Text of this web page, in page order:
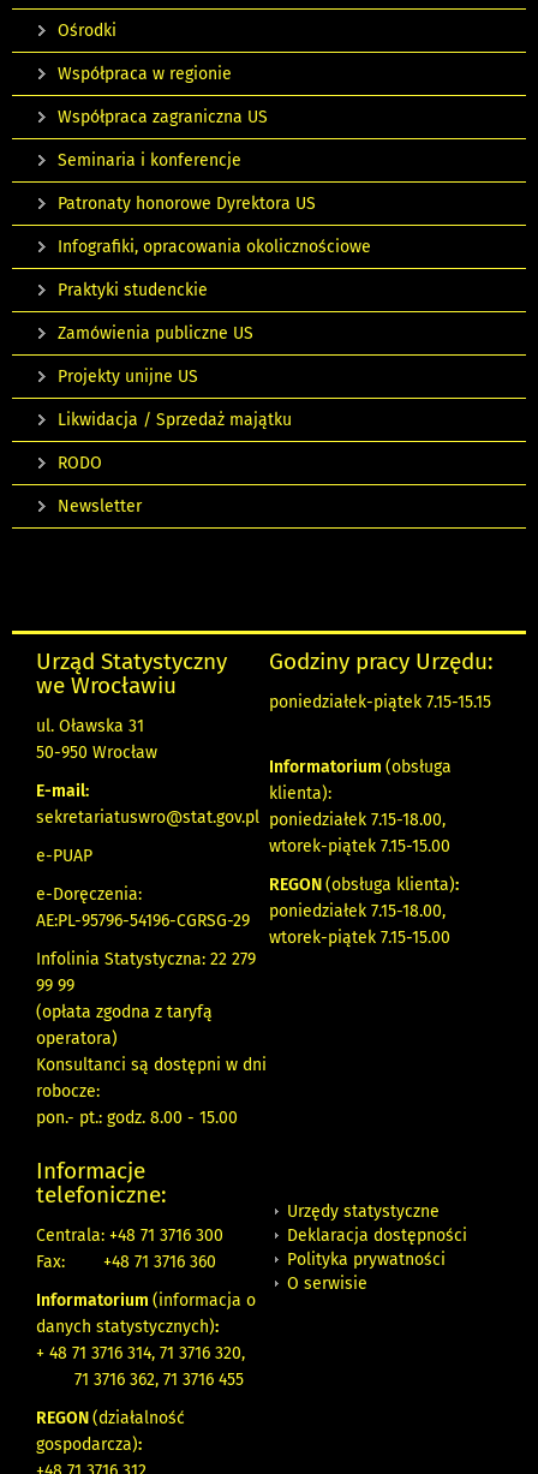
Ośrodki
Współpraca w regionie
Współpraca zagraniczna US
Seminaria i konferencje
Patronaty honorowe Dyrektora US
Infografiki, opracowania okolicznościowe
Praktyki studenckie
Zamówienia publiczne US
Projekty unijne US
Likwidacja / Sprzedaż majątku
RODO
Newsletter
Urząd Statystyczny
we Wrocławiu
ul. Oławska 31
50-950 Wrocław
E-mail:
sekretariatuswro@stat.gov.pl
e-PUAP
e-Doręczenia:
AE:PL-95796-54196-CGRSG-29
Infolinia Statystyczna: 22 279
99 99
(opłata zgodna z taryfą
operatora)
Konsultanci są dostępni w dni
robocze:
pon.- pt.: godz. 8.00 - 15.00
Godziny pracy Urzędu:
poniedziałek-piątek 7.15-15.15
Informatorium (obsługa
klienta):
poniedziałek 7.15-18.00,
wtorek-piątek 7.15-15.00
REGON(obsługa klienta):
poniedziałek 7.15-18.00,
wtorek-piątek 7.15-15.00
Informacje
telefoniczne:
Centrala: +48 71 3716 300
Fax:
+48 71 3716 360
Informatorium (informacja o
danych statystycznych):
+ 48 71 3716 314, 71 3716 320,
71 3716 362, 71 3716 455
REGON(działalność
gospodarcza):
Urzędy statystyczne
Deklaracja dostępności
Polityka prywatności
O serwisie